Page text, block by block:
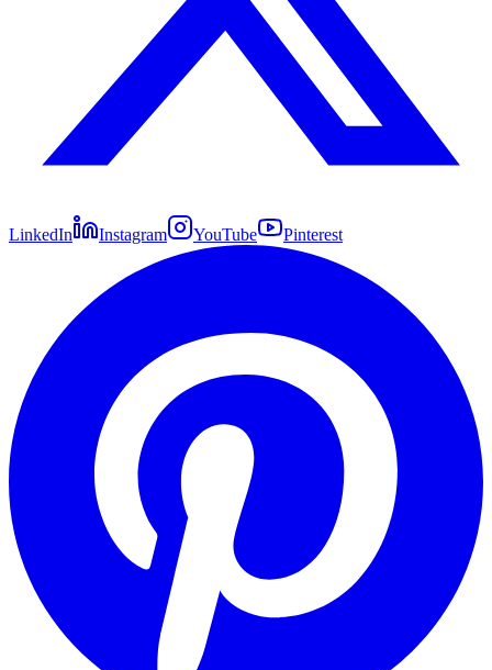
LinkedIn Instagram YouTube Pinterest